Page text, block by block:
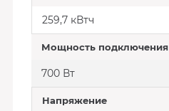
259,7 кВтч
Мощность подключения
700 Вт
Напряжение